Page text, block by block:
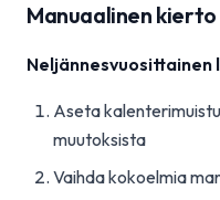
Manuaalinen kierto
Aseta
muutoksista
Vaihda kokoelmia